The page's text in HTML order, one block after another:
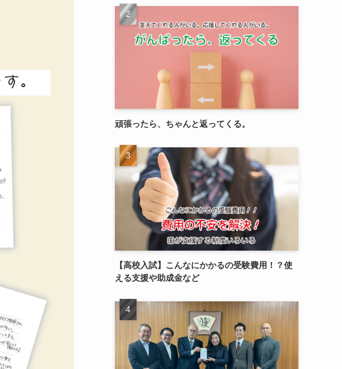
頑張ったら、ちゃんと返ってくる。
【高校入試】こんなにかかるの受験費用！？使
える支援や助成金など